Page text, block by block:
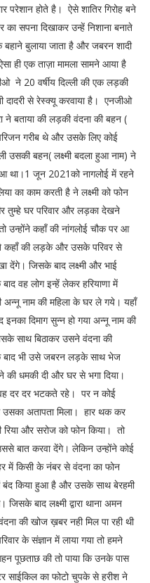
परेशान होते है। ऐसे शातिर गिरोह बने
सपना दिखाकर उन्हें निशाना बनाते
बुलाया जाता है और जबरन शादी
ही एक ताज़ा मामला सामने आया है
ने 20 वर्षीय दिल्ली की एक लड़की
दादरी से रेस्क्यू करवाया है। एनजीओ
ने बताया की लड़की वंदना की बहन (
गरीब थे और उसके लिए कोई
उसकी बहन( लक्ष्मी बदला हुआ नाम) ने
था।1 जून 2021को नागलोई में रहने
का काम करती है ने लक्ष्मी को फोन
तुम्हे घर परिवार और लड़का देखने
उन्होंने कहाँ की नांगलोई चौक पर आ
कहाँ की लड़के और उसके परिवर से
देंगे। जिसके बाद लक्ष्मी और भाई
वह लोग इन्हें लेकर हरियाणा में
अन्नू नाम की महिला के घर ले गये। यहाँ
दिमाग सुन्न हो गया अन्नू नाम की
साथ बिठाकर उसने वंदना की
बाद भी उसे जबरन लड़के साथ भेज
की धमकी दी और घर से भगा दिया।
वह दर दर भटकते रहे। पर न कोई
उसका अतापता मिला। हार थक कर
रिया और सरोज को फोन किया। तो
बात करवा देंगे। लेकिन उन्होंने कोई
में किसी के नंबर से वंदना का फोन
किया हुआ है और उसके साथ बेरहमी
बाद लक्ष्मी द्वारा थाना अमन
की खोज ख़बर नही मिल पा रही थी
के संज्ञान में लाया गया तो हमने
पूछताछ की तो पाया कि उनके पास
साईकिल का फोटो चुपके से हरीश ने